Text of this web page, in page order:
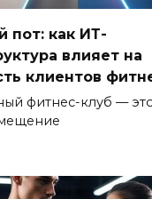
пот: как ИТ-
влияет на
клиентов
фитнес-клуб —